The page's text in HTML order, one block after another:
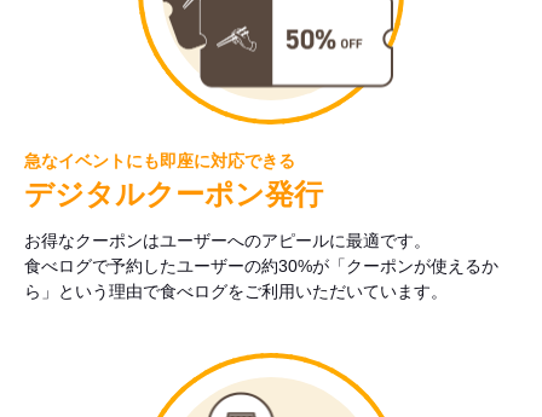
急なイベントにも即座に対応できる
デジタルクーポン発行
お得なクーポンはユーザーへのアピールに最適です。
食べログで予約したユーザーの約30%が「クーポンが使えるか
ら」という理由で食べログをご利用いただいています。